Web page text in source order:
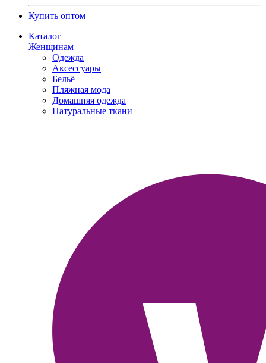
Купить оптом
Каталог
Женщинам
Одежда
Аксессуары
Бельё
Пляжная мода
Домашняя одежда
Натуральные ткани